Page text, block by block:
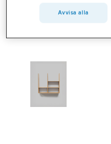
Avvisa alla